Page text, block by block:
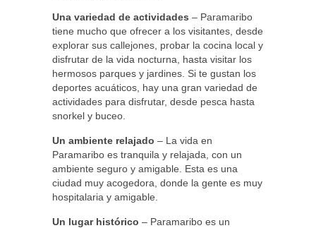
Una variedad de actividades – Paramaribo
tiene mucho que ofrecer a los visitantes, desde
explorar sus callejones, probar la cocina local y
disfrutar de la vida nocturna, hasta visitar los
hermosos parques y jardines. Si te gustan los
deportes acuáticos, hay una gran variedad de
actividades para disfrutar, desde pesca hasta
snorkel y buceo.
Un ambiente relajado – La vida en
Paramaribo es tranquila y relajada, con un
ambiente seguro y amigable. Esta es una
ciudad muy acogedora, donde la gente es muy
hospitalaria y amigable.
Un lugar histórico – Paramaribo es un